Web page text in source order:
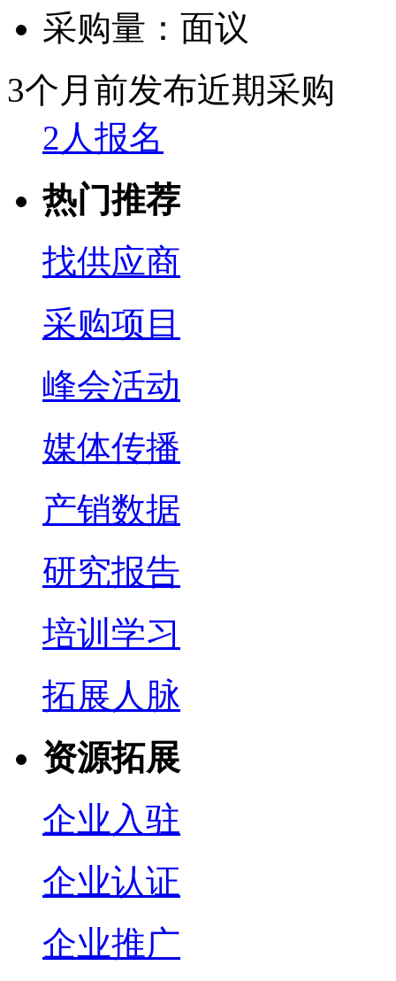
采购量： 面议
3个月前发布近期采购
2人报名
热门推荐
找供应商
采购项目
峰会活动
媒体传播
产销数据
研究报告
培训学习
拓展人脉
资源拓展
企业入驻
企业认证
企业推广